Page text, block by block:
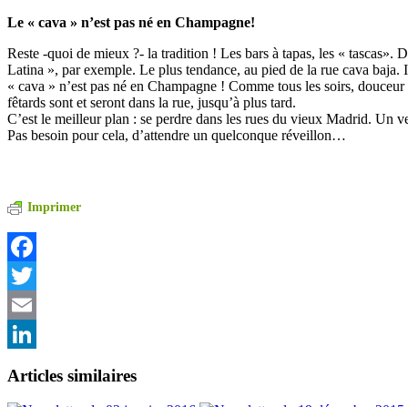
Le « cava » n’est pas né en Champagne!
Reste -quoi de mieux ?- la tradition ! Les bars à tapas, les « tascas».
Latina », par exemple. Le plus tendance, au pied de la rue cava baja.
« cava » n’est pas né en Champagne ! Comme tous les soirs,
fêtards sont et seront dans la rue, jusqu’à plus tard.
C’est le meilleur plan : se perdre dans les rues du vieux Madrid. Un
Pas besoin pour cela, d’attendre un quelconque réveillon…
Imprimer
Facebook
Twitter
Email
Articles similaires